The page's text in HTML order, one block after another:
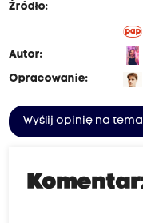
Źródło:
Autor:
Opracowanie:
Wyślij opinię na